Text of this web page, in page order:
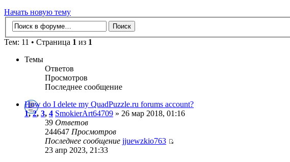
Начать новую тему
Тем: 11 • Страница 1 из 1
Темы
Ответов
Просмотров
Последнее сообщение
How do I delete my QuadPuzzle.ru forums account?
1,2, 3, 4 SmokierArt64709 » 26 мар 2018, 01:16
39 Ответов
244647 Просмотров
Последнее сообщение jjuewzkio763
23 апр 2023, 21:33